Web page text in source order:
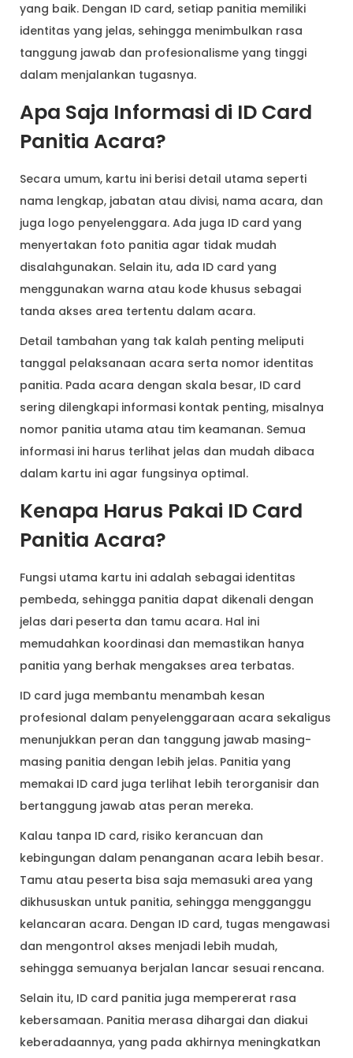
yang baik. Dengan ID card, setiap panitia memiliki
identitas yang jelas, sehingga menimbulkan rasa
tanggung jawab dan profesionalisme yang tinggi
dalam menjalankan tugasnya.
Apa Saja Informasi di ID Card
Panitia Acara?
Secara umum, kartu ini berisi detail utama seperti
nama lengkap, jabatan atau divisi, nama acara, dan
juga logo penyelenggara. Ada juga ID card yang
menyertakan foto panitia agar tidak mudah
disalahgunakan. Selain itu, ada ID card yang
menggunakan warna atau kode khusus sebagai
tanda akses area tertentu dalam acara.
Detail tambahan yang tak kalah penting meliputi
tanggal pelaksanaan acara serta nomor identitas
panitia. Pada acara dengan skala besar, ID card
sering dilengkapi informasi kontak penting, misalnya
nomor panitia utama atau tim keamanan. Semua
informasi ini harus terlihat jelas dan mudah dibaca
dalam kartu ini agar fungsinya optimal.
Kenapa Harus Pakai ID Card
Panitia Acara?
Fungsi utama kartu ini adalah sebagai identitas
pembeda, sehingga panitia dapat dikenali dengan
jelas dari peserta dan tamu acara. Hal ini
memudahkan koordinasi dan memastikan hanya
panitia yang berhak mengakses area terbatas.
ID card juga membantu menambah kesan
profesional dalam penyelenggaraan acara sekaligus
menunjukkan peran dan tanggung jawab masing-
masing panitia dengan lebih jelas. Panitia yang
memakai ID card juga terlihat lebih terorganisir dan
bertanggung jawab atas peran mereka.
Kalau tanpa ID card, risiko kerancuan dan
kebingungan dalam penanganan acara lebih besar.
Tamu atau peserta bisa saja memasuki area yang
dikhususkan untuk panitia, sehingga mengganggu
kelancaran acara. Dengan ID card, tugas mengawasi
dan mengontrol akses menjadi lebih mudah,
sehingga semuanya berjalan lancar sesuai rencana.
Selain itu, ID card panitia juga mempererat rasa
kebersamaan. Panitia merasa dihargai dan diakui
keberadaannya, yang pada akhirnya meningkatkan